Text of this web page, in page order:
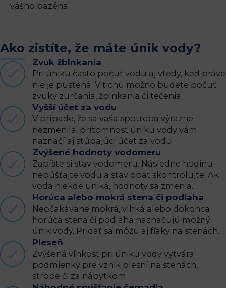
vášho bazéna.
Ako zistíte, že máte únik vody?
Zvuk žblnkania
Pri úniku často počuť vodu aj vtedy, keď práve
nie je pustená. V tichu možno budete počuť
zvuky zurčania, žblnkania či tečenia.
Vyšší účet za vodu
V prípade, že sa vaša spotreba výrazne
nezmenila, prítomnosť úniku vody vám
naznačí aj stúpajúci účet za vodu.
Zvýšené hodnoty vodomeru
Zapíšte si stav vodomeru. Následne hodinu
nepúšťajte vodu a stav opäť skontrolujte. Ak
voda niekde uniká, hodnoty sa zmenia.
Horúca alebo mokrá stena či podlaha
Neočakávane mokrá, vlhká alebo dokonca
horúca stena či podlaha naznačujú možný
únik vody. Pridať sa môžu aj fľaky na stenách.
Pleseň
Zvýšená vlhkosť pri úniku vody vytvára
podmienky pre vznik plesní na stenách,
strope či za nábytkom.